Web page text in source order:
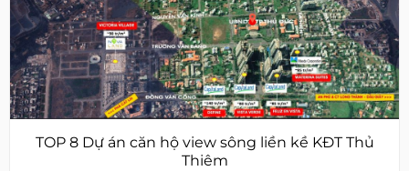
TOP 8 Dự án căn hộ view sông liền kề KĐT Thủ
Thiêm